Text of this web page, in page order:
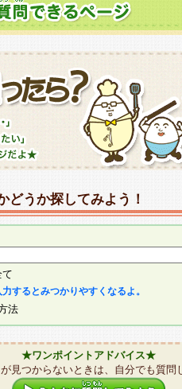
どうか探してみよう！
て
するとみつかりやすくなるよ。
法
★ワンポイントアドバイス★
見つからないときは、自分でも質問